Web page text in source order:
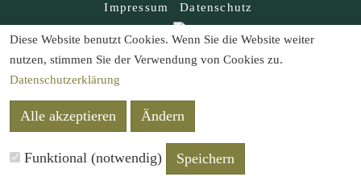
Impressum Datenschutz
Diese Website benutzt Cookies. Wenn Sie die Website weiter
nutzen, stimmen Sie der Verwendung von Cookies zu.
Datenschutzerklärung
Alle akzeptieren Ändern
Funktional (notwendig) Speichern